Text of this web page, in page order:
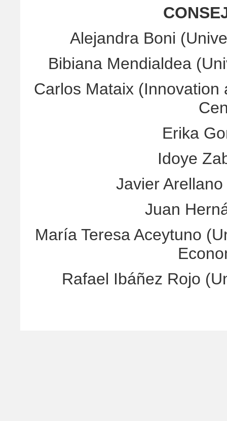
Alejandra Boni
Bibiana Mendialdea
Carlos Mataix (Innovation
Erika
Idoye
Javier
Juan
María Teresa Aceytuno
Rafael Ibáñez Rojo